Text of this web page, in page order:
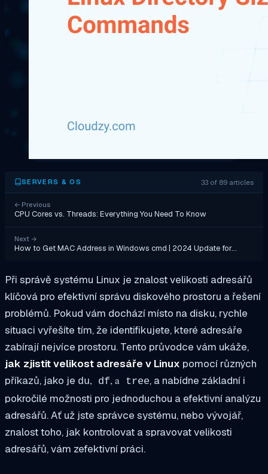
SERVERS & OS 33 of 89 articles
← Previous
CPU Cores vs. Threads: Everything You Need To Know
Next →
How to Get MAC Address in Windows cmd | 2024 Update for…
Při správě systému Linux je znalost velikosti adresářů
klíčová pro efektivní správu diskového prostoru a řešení
problémů. Pokud vám dochází místo na disku, rychle
situaci vyřešíte tím, že identifikujete, které adresáře
zabírají nejvíce prostoru. Tento průvodce vám ukáže,
jak zjistit velikost adresáře v Linux pomocí různých
příkazů, jako je du, df, a tree, a nabídne základní i
pokročilé možnosti pro jednoduchou a efektivní analýzu
adresářů. Ať už jste správce systému, nebo vývojář,
znalost toho, jak kontrolovat a spravovat velikosti
adresářů, vám zefektivní práci.